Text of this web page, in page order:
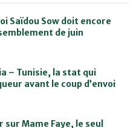
Saïdou Sow doit encore
de juin
– Tunisie, la stat qui
avant le coup d’envoi
sur Mame Faye, le seul